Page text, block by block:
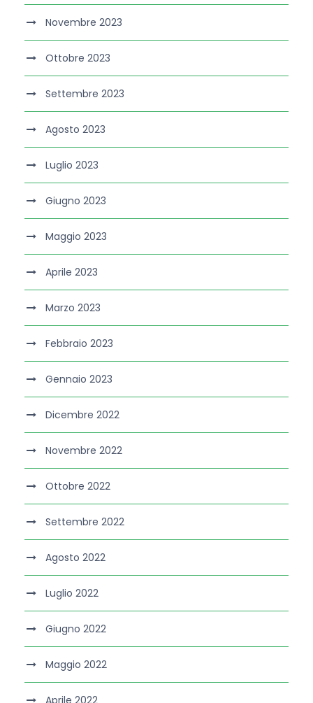
Novembre 2023
Ottobre 2023
Settembre 2023
Agosto 2023
Luglio 2023
Giugno 2023
Maggio 2023
Aprile 2023
Marzo 2023
Febbraio 2023
Gennaio 2023
Dicembre 2022
Novembre 2022
Ottobre 2022
Settembre 2022
Agosto 2022
Luglio 2022
Giugno 2022
Maggio 2022